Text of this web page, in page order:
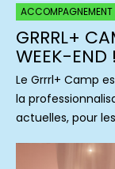
ACCOMPAGNEMENT
GRRRL+
WEEK-END !
Le Grrrl+ Camp
la
actuelles, pour